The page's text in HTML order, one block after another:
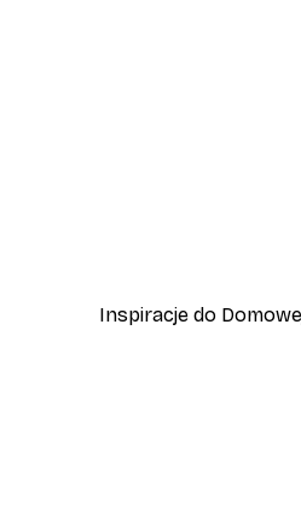
Inspiracje do